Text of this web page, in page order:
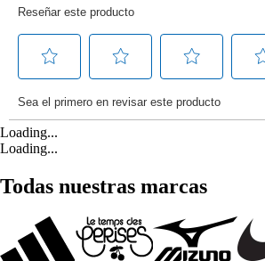
Loading...
Loading...
Todas nuestras marcas